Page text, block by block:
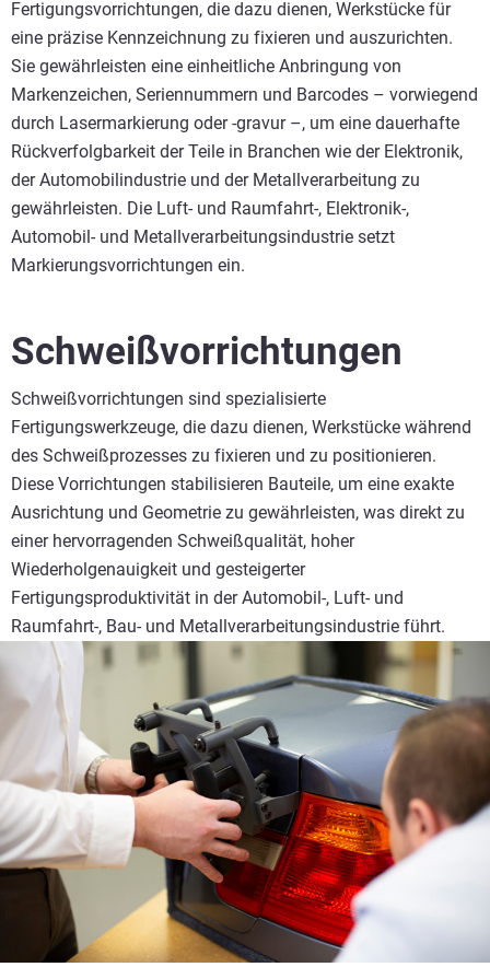
Fertigungsvorrichtungen, die dazu dienen, Werkstücke für
eine präzise Kennzeichnung zu fixieren und auszurichten.
Sie gewährleisten eine einheitliche Anbringung von
Markenzeichen, Seriennummern und Barcodes – vorwiegend
durch Lasermarkierung oder -gravur –, um eine dauerhafte
Rückverfolgbarkeit der Teile in Branchen wie der Elektronik,
der Automobilindustrie und der Metallverarbeitung zu
gewährleisten. Die Luft- und Raumfahrt-, Elektronik-,
Automobil- und Metallverarbeitungsindustrie setzt
Markierungsvorrichtungen ein.
Schweißvorrichtungen
Schweißvorrichtungen sind spezialisierte
Fertigungswerkzeuge, die dazu dienen, Werkstücke während
des Schweißprozesses zu fixieren und zu positionieren.
Diese Vorrichtungen stabilisieren Bauteile, um eine exakte
Ausrichtung und Geometrie zu gewährleisten, was direkt zu
einer hervorragenden Schweißqualität, hoher
Wiederholgenauigkeit und gesteigerter
Fertigungsproduktivität in der Automobil-, Luft- und
Raumfahrt-, Bau- und Metallverarbeitungsindustrie führt.